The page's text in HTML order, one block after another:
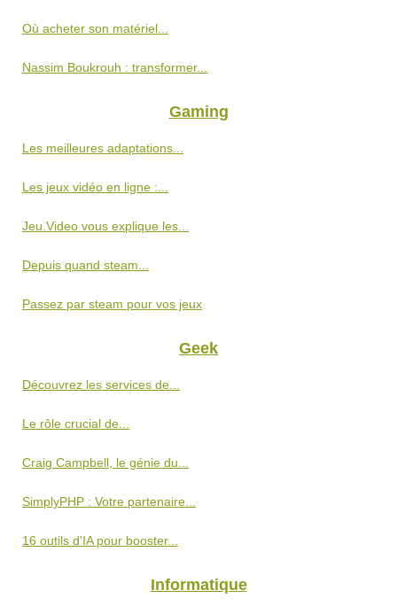
Où acheter son matériel...
Nassim Boukrouh : transformer...
Gaming
Les meilleures adaptations...
Les jeux vidéo en ligne :...
Jeu.Video vous explique les...
Depuis quand steam...
Passez par steam pour vos jeux
Geek
Découvrez les services de...
Le rôle crucial de...
Craig Campbell, le génie du...
SimplyPHP : Votre partenaire...
16 outils d'IA pour booster...
Informatique